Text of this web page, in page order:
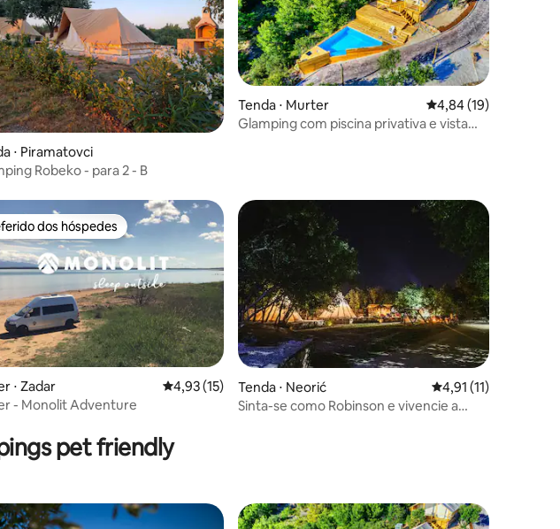
⋅ Piramatovci
Robeko - para 2 - B
Tenda ⋅ Murter 4,84 de uma
4,84 (19)
Glamping com piscina privativa e vista
média de 5, 23 avaliações
dos hóspedes
dos hóspedes
⋅ Zadar 4,93 de uma avaliação média de 5, 15 avaliações
4,93 (15)
- Monolit Adventure
Tenda ⋅ Neorić 4,91 de uma
4,91 (11)
Sinta-se como Robinson e vivencie a
pet friendly